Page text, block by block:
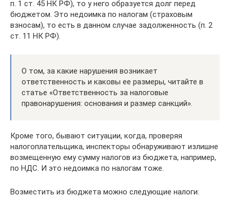
п. 1 ст. 45 НК РФ), то у него образуется долг перед
бюджетом. Это недоимка по налогам (страховым
взносам), то есть в данном случае задолженность (п. 2
ст. 11 НК РФ).
О том, за какие нарушения возникает
ответственность и каковы ее размеры, читайте в
статье «Ответственность за налоговые
правонарушения: основания и размер санкций».
Кроме того, бывают ситуации, когда, проверяя
налогоплательщика, инспекторы обнаруживают излишне
возмещенную ему сумму налогов из бюджета, например,
по НДС. И это недоимка по налогам тоже.
Возместить из бюджета можно следующие налоги: